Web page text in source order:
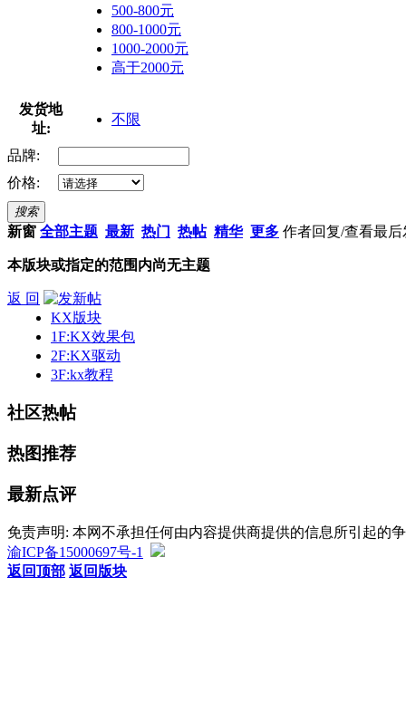
500-800元
800-1000元
1000-2000元
高于2000元
发货地
址:
不限
品牌:
价格:
搜索
新窗 全部主题 最新 热门 热帖 精华 更多 作者回复/查看最后
本版块或指定的范围内尚无主题
返 回
KX版块
1F:KX效果包
2F:KX驱动
3F:kx教程
社区热帖
热图推荐
最新点评
免责声明: 本网不承担任何由内容提供商提供的信息所引起的
渝ICP备15000697号-1
返回顶部 返回版块